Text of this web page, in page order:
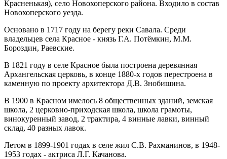
Красненькая), село Новохоперского района. Входило в состав
Новохоперского уезда.
Основано в 1717 году на берегу реки Савала. Среди
владельцев села Красное - князь Г.А. Потёмкин, М.М.
Бороздин, Раевские.
В 1821 году в селе Красное была построена деревянная
Архангельская церковь, в конце 1880-х годов перестроена в
каменную по проекту архитектора Д.В. Знобишина.
В 1900 в Красном имелось 8 общественных зданий, земская
школа, 2 церковно-приходская школа, школа грамоты,
винокуренный завод, 2 трактира, 4 винные лавки, винный
склад, 40 разных лавок.
Летом в 1899-1901 годах в селе жил С.В. Рахманинов, в 1948-
1953 годах - актриса Л.Г. Качанова.